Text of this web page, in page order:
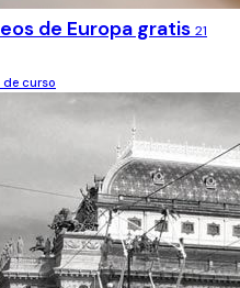
de Europa gratis 21
de curso